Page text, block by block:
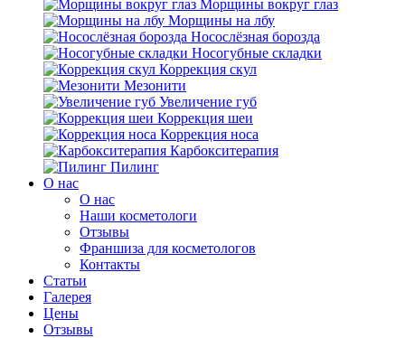
Морщины вокруг глаз
Морщины на лбу
Носослёзная борозда
Носогубные складки
Коррекция скул
Мезонити
Увеличение губ
Коррекция шеи
Коррекция носа
Карбокситерапия
Пилинг
O нас
O нас
Наши косметологи
Отзывы
Франшиза для косметологов
Контакты
Статьи
Галерея
Цены
Отзывы